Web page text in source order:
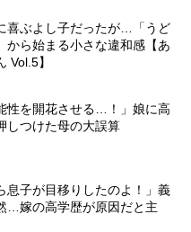
喜ぶよし子だったが…「うど
から始まる小さな違和感【あ
Vol.5】
性を開花させる…！」娘に高
しつけた母の大誤算
息子が目移りしたのよ！」義
…嫁の高学歴が原因だと主